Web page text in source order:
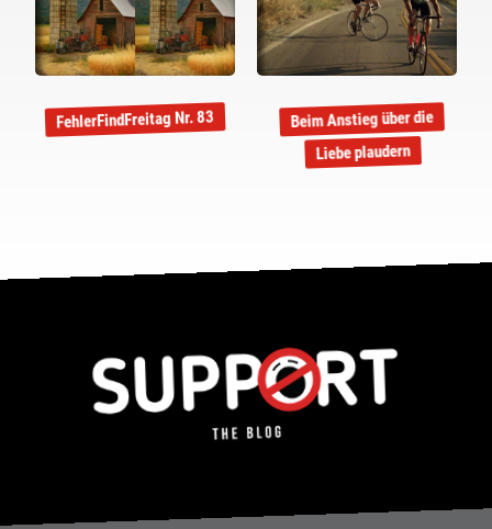
FehlerFindFreitag Nr. 83 Beim Anstieg über die
Liebe plaudern